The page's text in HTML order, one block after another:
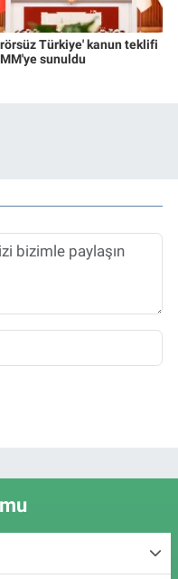
Türkiye' kanun teklifi
sunuldu